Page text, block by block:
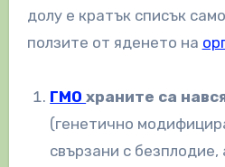
долу е кратък списък
ползите от яденето на
ГМОхраните са
(генетично
свързани с